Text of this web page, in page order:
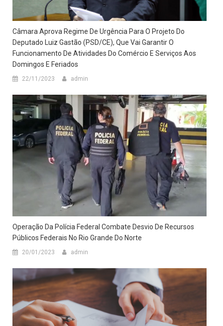
Câmara Aprova Regime De Urgência Para O Projeto Do
Deputado Luiz Gastão (PSD/CE), Que Vai Garantir O
Funcionamento De Atividades Do Comércio E Serviços Aos
Domingos E Feriados
22/11/2023 admin
Operação Da Polícia Federal Combate Desvio De Recursos
Públicos Federais No Rio Grande Do Norte
20/01/2023 admin